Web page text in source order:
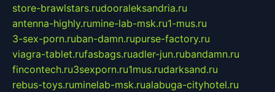
store-brawlstars.rudooraleksandria.ru
antenna-highly.rumine-lab-msk.ru1-mus.ru
3-sex-porn.ruban-damn.rupurse-factory.ru
viagra-tablet.rufasbags.ruadler-jun.rubandamn.ru
fincontech.ru3sexporn.ru1mus.rudarksand.ru
rebus-toys.ruminelab-msk.rualabuga-cityhotel.ru